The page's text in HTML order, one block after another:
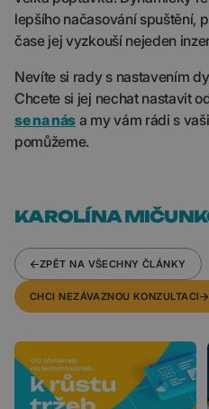
lepšího načasování spuštění,
čase jej vyzkouší nejeden
Nevíte si rady s nastavením
Chcete si jej nechat nastavit
se na nás a my vám rádi s
pomůžeme.
KAROLÍNA
ZPĚT NA VŠECHNY ČLÁNKY
CHCI NEZÁVAZNOU KONZULTACI